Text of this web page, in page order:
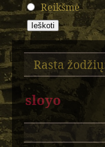
Reikšmė
Rasta
sloyo